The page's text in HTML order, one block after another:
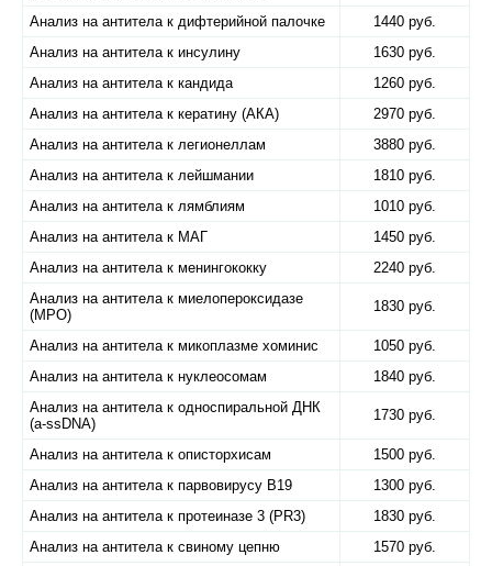
Анализ на антитела к дифтерийной палочке
1440 руб.
Анализ на антитела к инсулину
1630 руб.
Анализ на антитела к кандида
1260 руб.
Анализ на антитела к кератину (АКА)
2970 руб.
Анализ на антитела к легионеллам
3880 руб.
Анализ на антитела к лейшмании
1810 руб.
Анализ на антитела к лямблиям
1010 руб.
Анализ на антитела к МАГ
1450 руб.
Анализ на антитела к менингококку
2240 руб.
Анализ на антитела к миелопероксидазе
(МРО)
1830 руб.
Анализ на антитела к микоплазме хоминис
1050 руб.
Анализ на антитела к нуклеосомам
1840 руб.
Анализ на антитела к односпиральной ДНК
(a-ssDNA)
1730 руб.
Анализ на антитела к описторхисам
1500 руб.
Анализ на антитела к парвовирусу B19
1300 руб.
Анализ на антитела к протеиназе 3 (PR3)
1830 руб.
Анализ на антитела к свиному цепню
1570 руб.